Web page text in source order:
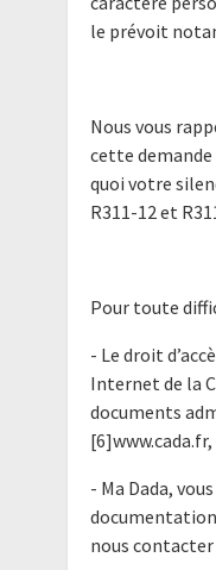
le prévoit
Nous vous
cette demande
quoi votre
R311-12 et
Pour toute
- Le droit
Internet de la
documents
- Ma Dada,
nous